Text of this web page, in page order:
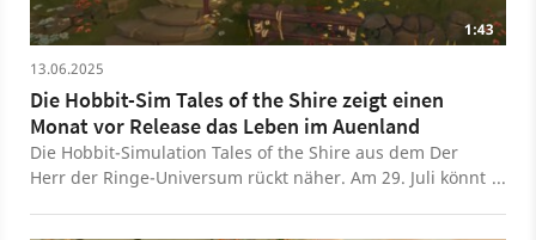
1:43
13.06.2025
Die Hobbit-Sim Tales of the Shire zeigt einen
Monat vor Release das Leben im Auenland
Die Hobbit-Simulation Tales of the Shire aus dem Der
Herr der Ringe-Universum rückt näher. Am 29. Juli könnt